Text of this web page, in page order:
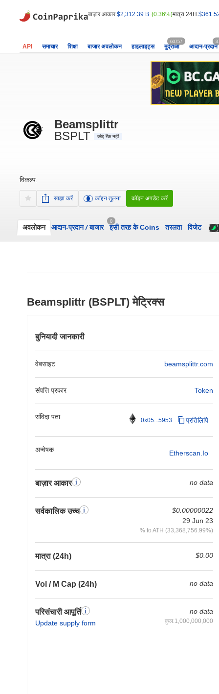
बाज़ार आकार:$2,312.39 B (0.36%)मात्रा 24H:
API समाचार शिक्षा बाजार अवलोकन हाइलाइट्स मुद्राओं
60757
आदान-प्रदान
Beamsplittr
BSPLT
कोई रैंक नहीं
विकल्प:
साझा करें कॉइन तुलना कॉइन अपडेट करें
अवलोकन आदान-प्रदान/बाजार
0
इसी तरह के Coins तरलता विजेट
Beamsplittr (BSPLT) मेट्रिक्स
बुनियादी जानकारी
वेबसाइट beamsplittr.com
संपत्ति प्रकार Token
संविदा पता 0x05...5953 प्रतिलिपि
अन्वेषक Etherscan.io
बाज़ार आकार no data
सर्वकालिक उच्च
$0.00000022
29 Jun 23
% to ATH (33,368,756.99%)
मात्रा (24h) $0.00
Vol / M Cap (24h) no data
परिसंचारी आपूर्ति
Update supply form
no data
कुल:1,000,000,000